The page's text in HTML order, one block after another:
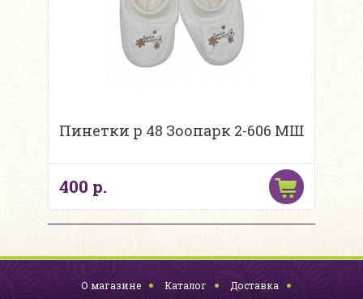
Пинетки р 48 Зоопарк 2-606 МШ
400 р.
О магазине Каталог Доставка